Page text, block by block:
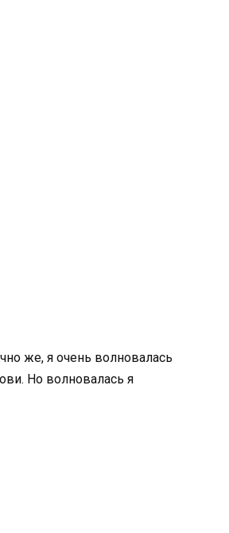
же, я очень волновалась
Но волновалась я